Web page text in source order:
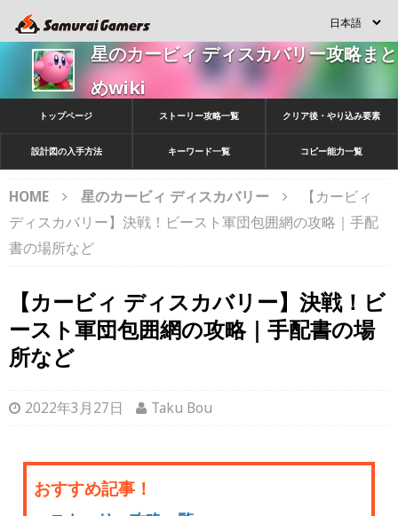
星のカービィ ディスカバリー攻略まと
めwiki
トップページ ストーリー攻略一覧 クリア後・やり込み要素
設計図の入手方法 キーワード一覧 コピー能力一覧
HOME 星のカービィ ディスカバリー
【カービィ
ディスカバリー】決戦！ビースト軍団包囲網の攻略｜手配
書の場所など
【カービィ ディスカバリー】決戦！ビ
ースト軍団包囲網の攻略｜手配書の場
所など
2022年3月27日 Taku Bou
おすすめ記事！